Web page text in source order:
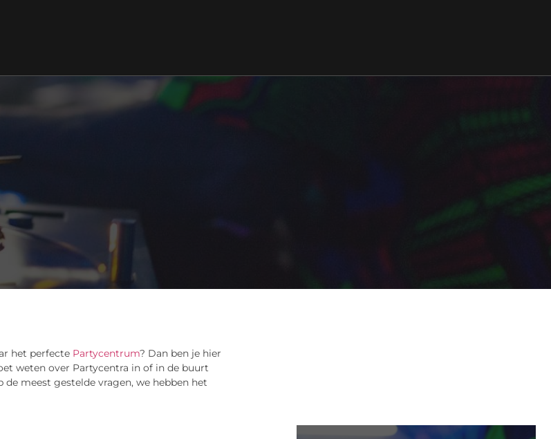
het perfecte Partycentrum? Dan ben je hier
weten over Partycentra in of in de buurt
meest gestelde vragen, we hebben het